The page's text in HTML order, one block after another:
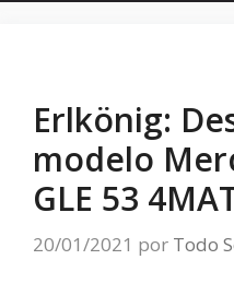
Erlkönig:
modelo
GLE 53
20/01/2021 por Todo